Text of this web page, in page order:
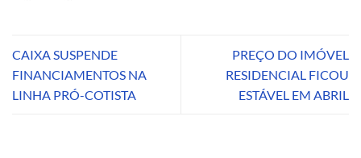
CAIXA SUSPENDE
FINANCIAMENTOS NA
LINHA PRÓ-COTISTA
PREÇO DO IMÓVEL
RESIDENCIAL FICOU
ESTÁVEL EM ABRIL